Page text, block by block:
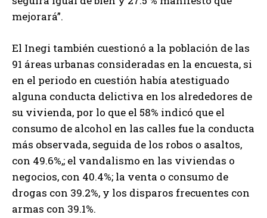
mejorará”.
El Inegi también cuestionó a la población de las
91 áreas urbanas consideradas en la encuesta, si
en el periodo en cuestión había atestiguado
alguna conducta delictiva en los alrededores de
su vivienda, por lo que el 58% indicó que el
consumo de alcohol en las calles fue la conducta
más observada, seguida de los robos o asaltos,
con 49.6%,; el vandalismo en las viviendas o
negocios, con 40.4%; la venta o consumo de
drogas con 39.2%, y los disparos frecuentes con
armas con 39.1%.